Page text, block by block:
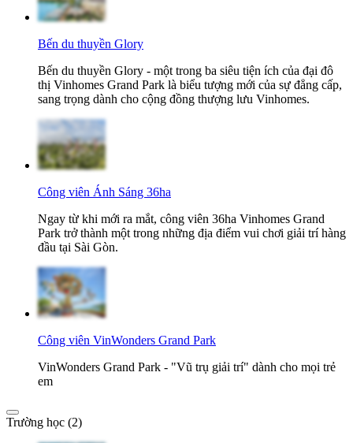
Bến du thuyền Glory
Bến du thuyền Glory - một trong ba siêu tiện ích của đại đô
thị Vinhomes Grand Park là biểu tượng mới của sự đẳng cấp,
sang trọng dành cho cộng đồng thượng lưu Vinhomes.
Công viên Ánh Sáng 36ha
Ngay từ khi mới ra mắt, công viên 36ha Vinhomes Grand
Park trở thành một trong những địa điểm vui chơi giải trí hàng
đầu tại Sài Gòn.
Công viên VinWonders Grand Park
VinWonders Grand Park - "Vũ trụ giải trí" dành cho mọi trẻ
em
Trường học (2)